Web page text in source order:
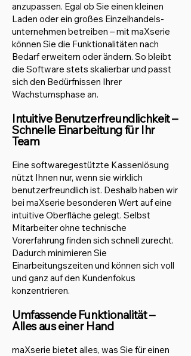
anzupassen. Egal ob Sie einen kleinen
Laden oder ein großes Einzelhandels-
unternehmen betreiben – mit maXserie
können Sie die Funktionalitäten nach
Bedarf erweitern oder ändern. So bleibt
die Software stets skalierbar und passt
sich den Bedürfnissen Ihrer
Wachstumsphase an.
Intuitive Benutzerfreundlichkeit –
Schnelle Einarbeitung für Ihr
Team
Eine softwaregestützte Kassenlösung
nützt Ihnen nur, wenn sie wirklich
benutzerfreundlich ist. Deshalb haben wir
bei maXserie besonderen Wert auf eine
intuitive Oberfläche gelegt. Selbst
Mitarbeiter ohne technische
Vorerfahrung finden sich schnell zurecht.
Dadurch minimieren Sie
Einarbeitungszeiten und können sich voll
und ganz auf den Kundenfokus
konzentrieren.
Umfassende Funktionalität –
Alles aus einer Hand
maXserie bietet alles, was Sie für einen